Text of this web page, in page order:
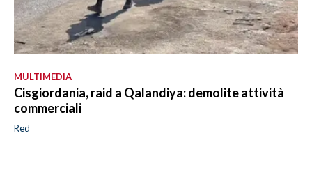
MULTIMEDIA
Cisgiordania, raid a Qalandiya: demolite attività
commerciali
Red